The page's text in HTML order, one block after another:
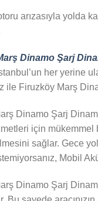
arızasıyla yolda
Dinamo Şarj
her yerine
ile Firuzköy Marş
Dinamo Şarj
için mükemmel
sağlar. Gece
Mobil
Dinamo Şarj